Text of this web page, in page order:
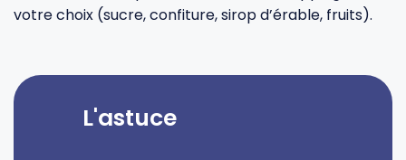
votre choix (sucre, confiture, sirop d’érable, fruits).
L'astuce